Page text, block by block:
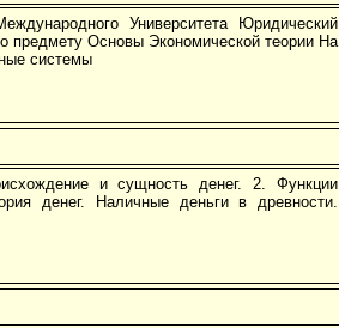
Университета Юридический
предмету Основы Экономической теории На
системы
и сущность денег. 2. Функции
денег. Наличные деньги в древности.